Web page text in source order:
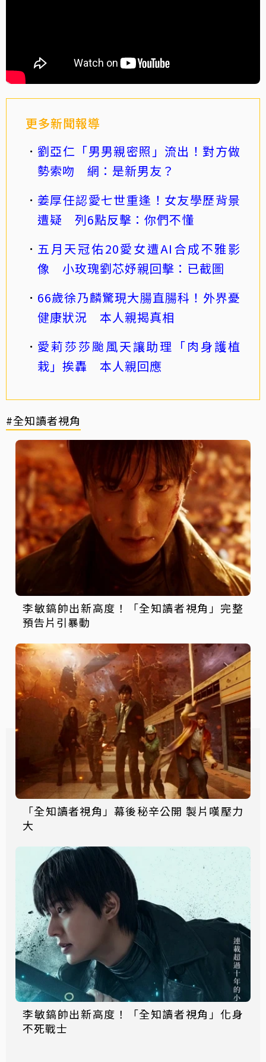
更多新聞報導
劉亞仁「男男親密照」流出！對方做
勢索吻 網：是新男友？
姜厚任認愛七世重逢！女友學歷背景
遭疑 列6點反擊：你們不懂
五月天冠佑20愛女遭AI合成不雅影
像 小玫瑰劉芯妤親回擊：已截圖
66歲徐乃麟驚現大腸直腸科！外界憂
健康狀況 本人親揭真相
愛莉莎莎颱風天讓助理「肉身護植
栽」挨轟 本人親回應
#全知讀者視角
李敏鎬帥出新高度！「全知讀者視角」完整
預告片引暴動
「全知讀者視角」幕後秘辛公開 製片嘆壓力
大
李敏鎬帥出新高度！「全知讀者視角」化身
不死戰士